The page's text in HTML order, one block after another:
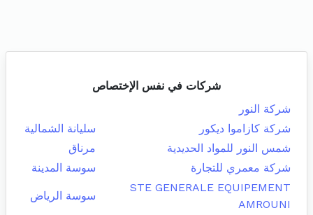
شركات في نفس الإختصاص
شركة النور
شركة كازاموا ديكور
سليانة الشمالية
شمس النور للمواد الحديدية
مرناق
شركة معمري للتجارة
سوسة المدينة
STE GENERALE EQUIPEMENT
AMROUNI
سوسة الرياض